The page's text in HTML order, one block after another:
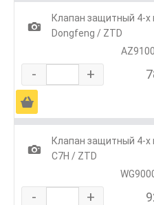
1
Клапан защитный 4-х
Dongfeng / ZTD
- +
Ä
1
Клапан защитный 4-х
C7H / ZTD
- +